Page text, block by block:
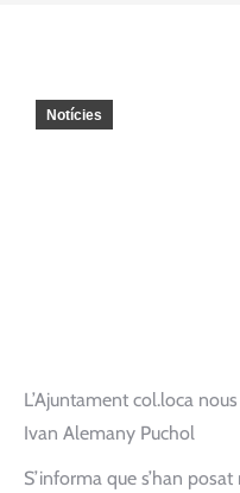
Notícies
L’Ajuntament col.loca
Ivan Alemany Puchol
S’informa que s’han